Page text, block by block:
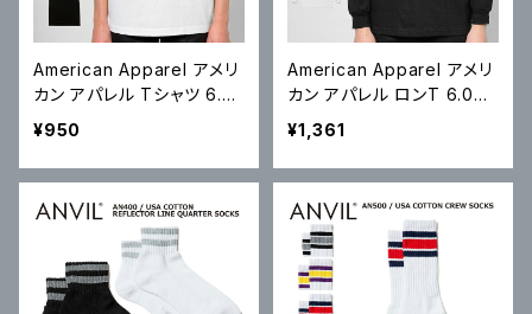
American Apparel アメリ
カン アパレル Tシャツ 6.0
oz Short-Sleeve T-Shirt
ツ S-2XL AA1301 アメアパ
¥950
American Apparel アメリ
カン アパレル ロンT 6.0oz
Long Sleeve T-Shirt 6.0
オンス 長袖 無地Tシャツ S
-2XL AA1304 アメアパ メ
¥1,361